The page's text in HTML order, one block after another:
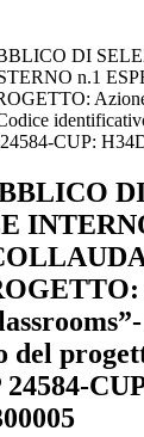
DI
n.1
CUP:
del
24584-